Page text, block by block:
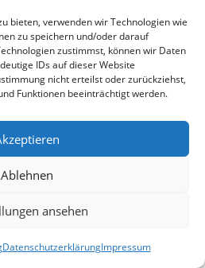
bieten, verwenden wir Technologien wie
zu speichern und/oder darauf
zustimmst, können wir Daten
IDs auf dieser Website
nicht erteilst oder zurückziehst,
Funktionen beeinträchtigt werden.
Ablehnen
ansehen
DatenschutzerklärungImpressum
Man rechtfertigt sich mit
Handlungen gilt das (nicht
Spar-
Interessant dabei ist, dass gar